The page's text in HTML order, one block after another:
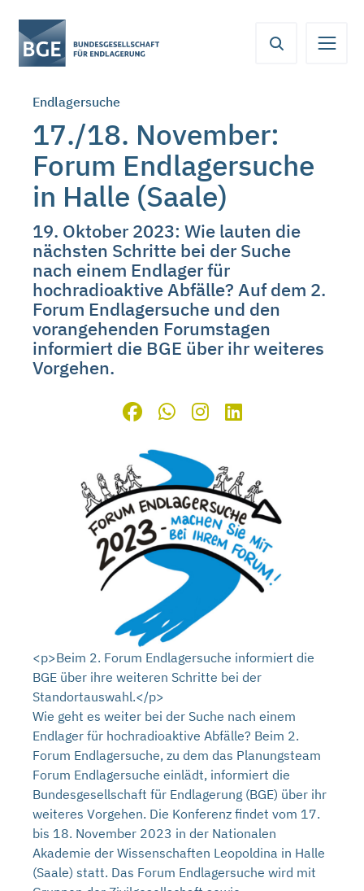
aus
folgenden
Bereichen
springen:
Inhaltsbereich
Navigation
Metamenü
Servicemenü
Endlagersuche
17./18. November:
Forum Endlagersuche
in Halle (Saale)
19. Oktober 2023: Wie lauten die
nächsten Schritte bei der Suche
nach einem Endlager für
hochradioaktive Abfälle? Auf dem 2.
Forum Endlagersuche und den
vorangehenden Forumstagen
informiert die BGE über ihr weiteres
Vorgehen.
<p>Beim 2. Forum Endlagersuche informiert die
BGE über ihre weiteren Schritte bei der
Standortauswahl.</p>
Wie geht es weiter bei der Suche nach einem
Endlager für hochradioaktive Abfälle? Beim 2.
Forum Endlagersuche, zu dem das Planungsteam
Forum Endlagersuche einlädt, informiert die
Bundesgesellschaft für Endlagerung (BGE) über ihr
weiteres Vorgehen. Die Konferenz findet vom 17.
bis 18. November 2023 in der Nationalen
Akademie der Wissenschaften Leopoldina in Halle
(Saale) statt. Das Forum Endlagersuche wird mit